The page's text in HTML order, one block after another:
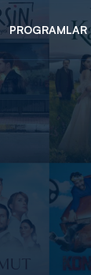
PROGRAMLAR
Arama